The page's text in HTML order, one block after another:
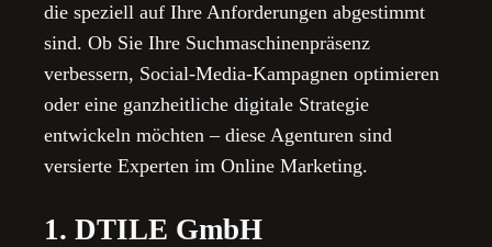
die speziell auf Ihre Anforderungen abgestimmt
sind. Ob Sie Ihre Suchmaschinenpräsenz
verbessern, Social-Media-Kampagnen optimieren
oder eine ganzheitliche digitale Strategie
entwickeln möchten – diese Agenturen sind
versierte Experten im Online Marketing.
1. DTILE GmbH